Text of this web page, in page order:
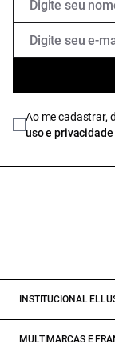
Ao me cadastrar,
uso e privacidade
INSTITUCIONAL
MULTIMARCAS E